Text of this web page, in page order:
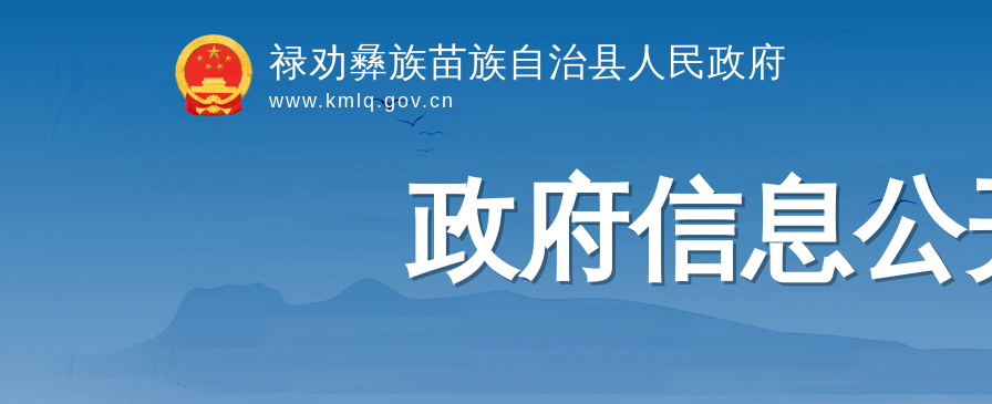
禄劝彝族苗族自治县人民政府
www.kmlq.gov.cn
政府信息公